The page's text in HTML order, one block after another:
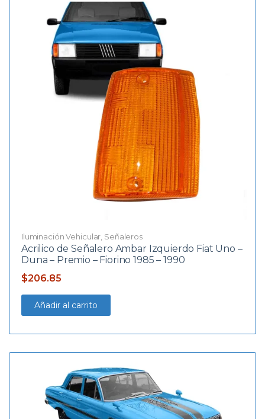
Iluminación Vehicular Señaleros
Acrilico de Señalero Ambar Izquierdo Fiat Uno –
Duna – Premio – Fiorino 1985 – 1990
$206.85
Añadir al carrito